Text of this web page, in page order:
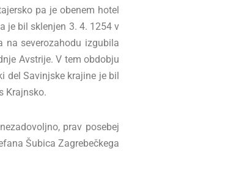
pa je obenem hotel
je bil sklenjen 3. 4. 1254 v
na severozahodu izgubila
Avstrije. V tem obdobju
del Savinjske krajine je bil
Krajnsko.
prav posebej
Šubica Zagrebečkega